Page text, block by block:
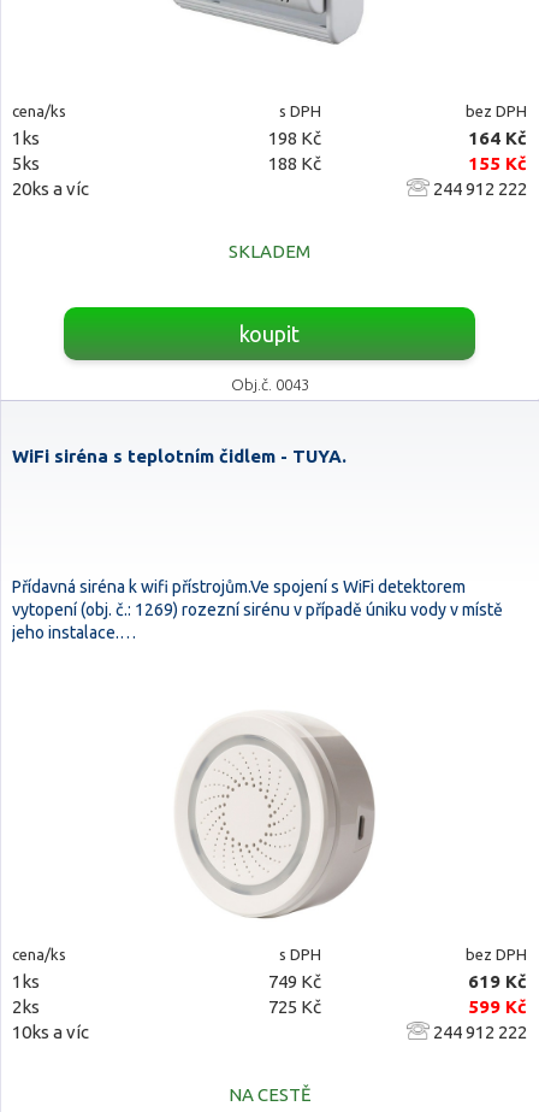
cena/ks s DPH bez DPH
1ks 198 Kč
164 Kč
5ks
188 Kč
155 Kč
20ks a víc
244 912 222
SKLADEM
koupit
Obj.č. 0043
WiFi siréna s teplotním čidlem - TUYA.
Přídavná siréna k wifi přístrojům.Ve spojení s WiFi detektorem
vytopení (obj. č.: 1269) rozezní sirénu v případě úniku vody v místě
jeho instalace.…
cena/ks s DPH bez DPH
1ks 749 Kč
619 Kč
2ks
725 Kč
599 Kč
10ks a víc
244 912 222
NA CESTĚ